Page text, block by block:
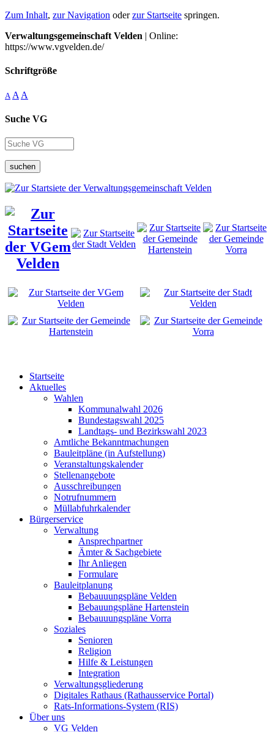
Zum Inhalt, zur Navigation oderzur Startseite springen.
Verwaltungsgemeinschaft Velden | Online:
https://www.vgvelden.de/
Schriftgröße
A A A
Suche VG
suchen
Startseite
Aktuelles
Wahlen
Kommunalwahl 2026
Bundestagswahl 2025
Landtags- und Bezirkswahl 2023
Amtliche Bekanntmachungen
Bauleitpläne (in Aufstellung)
Veranstaltungskalender
Stellenangebote
Ausschreibungen
Notrufnummern
Müllabfuhrkalender
Bürgerservice
Verwaltung
Ansprechpartner
Ämter & Sachgebiete
Ihr Anliegen
Formulare
Bauleitplanung
Bebauuungspläne Velden
Bebauungspläne Hartenstein
Bebauuungspläne Vorra
Soziales
Senioren
Religion
Hilfe & Leistungen
Integration
Verwaltungsgliederung
Digitales Rathaus (Rathausservice Portal)
Rats-Informations-System (RIS)
Über uns
VG Velden